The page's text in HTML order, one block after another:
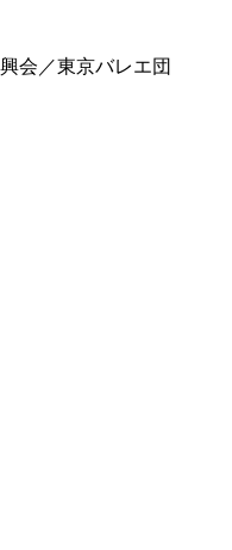
会／東京バレエ団